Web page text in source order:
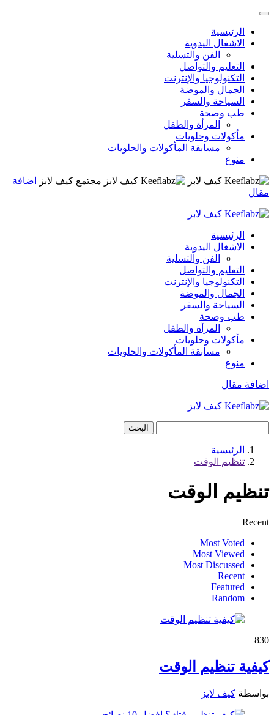
الرئيسية
الاشغال اليدوية
الفن والتسلية
التعليم والتواصل
التكنولوجيا والإنترنت
الجمال والموضة
السياحة والسفر
طب وصحة
المرأة والطفل
مأكولات وحلويات
مسابقة المأكولات والحلويات
منوع
مجتمع كيف لابز
اضافة
مقال
الرئيسية
الاشغال اليدوية
الفن والتسلية
التعليم والتواصل
التكنولوجيا والإنترنت
الجمال والموضة
السياحة والسفر
طب وصحة
المرأة والطفل
مأكولات وحلويات
مسابقة المأكولات والحلويات
منوع
اضافة مقال
البحث
الرئيسية
تنظيم الوقت
تنظيم الوقت
Recent
Most Voted
Most Viewed
Most Discussed
Recent
Featured
Random
830
كيفية تنظيم الوقت
بواسطة كيف لابز